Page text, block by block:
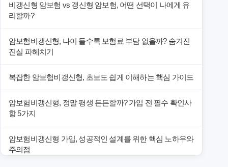
비갱신형 암보험 vs 갱신형 암보험, 어떤 선택이 나에게 유
리할까?
암보험비갱신형, 나이 들수록 보험료 부담 없을까? 숨겨진
진실 파헤치기
복잡한 암보험비갱신형, 초보도 쉽게 이해하는 핵심 가이드
암보험비갱신형, 정말 평생 든든할까? 가입 전 필수 확인사
항 5가지
암보험비갱신형 가입, 성공적인 설계를 위한 핵심 노하우와
주의점